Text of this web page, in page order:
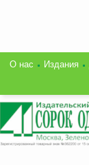
О нас Издания